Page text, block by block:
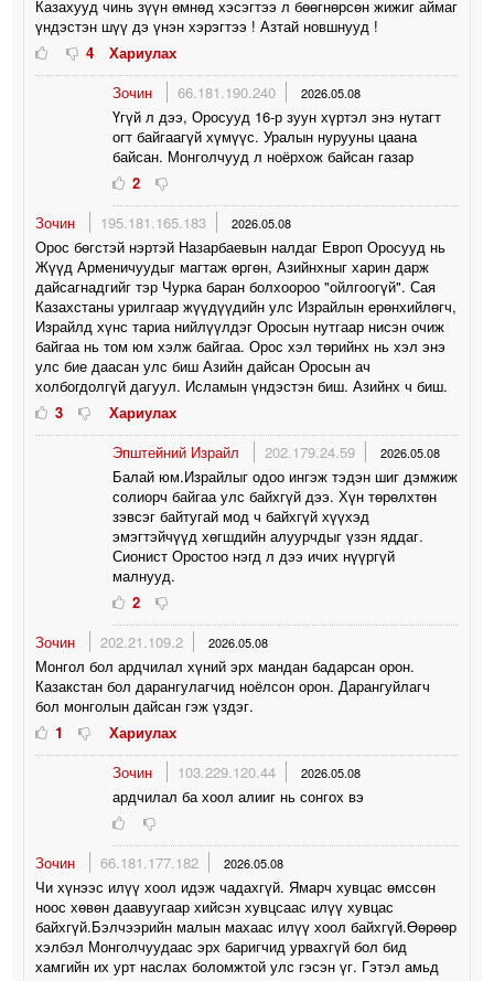
Казахууд чинь зүүн өмнөд хэсэгтээ л бөөгнөрсөн жижиг аймаг
үндэстэн шүү дэ үнэн хэрэгтээ ! Азтай новшнууд !
4
Хариулах
Зочин
66.181.190.240 2026.05.08
Үгүй л дээ, Оросууд 16-р зуун хүртэл энэ нутагт
огт байгаагүй хүмүүс. Уралын нурууны цаана
байсан. Монголчууд л ноёрхож байсан газар
2
Зочин
195.181.165.183 2026.05.08
Орос бөгстэй нэртэй Назарбаевын налдаг Европ Оросууд нь
Жүүд Арменичуудыг магтаж өргөн, Азийнхныг харин дарж
дайсагнадгийг тэр Чурка баран болхоороо "ойлгоогүй". Сая
Казахстаны урилгаар жүүдүүдийн улс Израйлын ерөнхийлөгч,
Израйлд хүнс тариа нийлүүлдэг Оросын нутгаар нисэн очиж
байгаа нь том юм хэлж байгаа. Орос хэл төрийнх нь хэл энэ
улс бие даасан улс биш Азийн дайсан Оросын ач
холбогдолгүй дагуул. Исламын үндэстэн биш. Азийнх ч биш.
3
Хариулах
Эпштейний Израйл
202.179.24.59 2026.05.08
Балай юм.Израйлыг одоо ингэж тэдэн шиг дэмжиж
солиорч байгаа улс байхгүй дээ. Хүн төрөлхтөн
зэвсэг байтугай мод ч байхгүй хүүхэд
эмэгтэйчүүд хөгшдийн алуурчдыг үзэн яддаг.
Сионист Оростоо нэгд л дээ ичих нүүргүй
малнууд.
2
Зочин
202.21.109.2 2026.05.08
Монгол бол ардчилал хүний эрх мандан бадарсан орон.
Казакстан бол дарангулагчид ноёлсон орон. Дарангуйлагч
бол монголын дайсан гэж үздэг.
1
Хариулах
Зочин
103.229.120.44 2026.05.08
ардчилал ба хоол алииг нь сонгох вэ
Зочин 66.181.177.182 2026.05.08
Чи хүнээс илүү хоол идэж чадахгүй. Ямарч хувцас өмссөн
ноос хөвөн даавуугаар хийсэн хувцсаас илүү хувцас
байхгүй.Бэлчээрийн малын махаас илүү хоол байхгүй.Өөрөөр
хэлбэл Монголчуудаас эрх баригчид урвахгүй бол бид
хамгийн их урт наслах боломжтой улс гэсэн үг. Гэтэл амьд